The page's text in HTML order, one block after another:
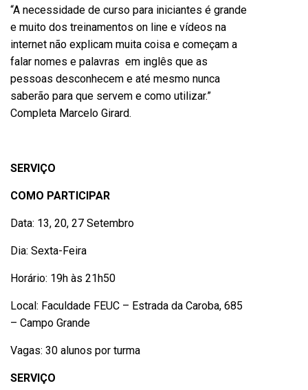
“A necessidade de curso para iniciantes é grande
e muito dos treinamentos on line e vídeos na
internet não explicam muita coisa e começam a
falar nomes e palavras em inglês que as
pessoas desconhecem e até mesmo nunca
saberão para que servem e como utilizar.”
Completa Marcelo Girard.
SERVIÇO
COMO PARTICIPAR
Data: 13, 20, 27 Setembro
Dia: Sexta-Feira
Horário: 19h às 21h50
Local: Faculdade FEUC – Estrada da Caroba, 685
– Campo Grande
Vagas: 30 alunos por turma
SERVIÇO